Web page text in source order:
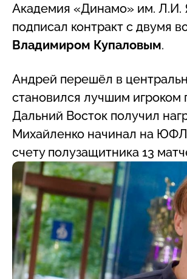
Академия «Динамо» им. Л.И.
подписал контракт с двумя
Владимиром Купаловым.
Андрей перешёл в
становился лучшим
Дальний Восток получил
Михайленко начинал на
счету полузащитника 13